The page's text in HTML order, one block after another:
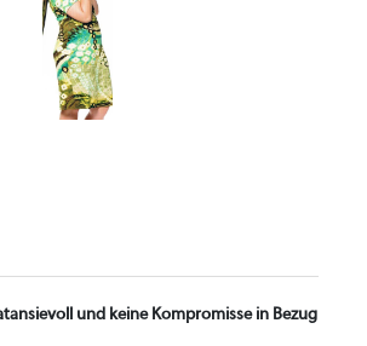
und keine Kompromisse in Bezug